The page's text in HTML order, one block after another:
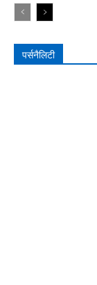
पर्सनैलिटी